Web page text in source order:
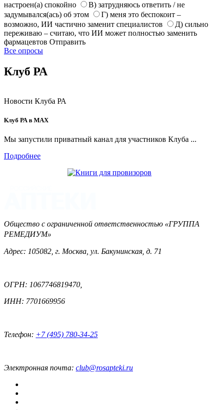
настроен(а) спокойно
В) затрудняюсь ответить / не
задумывался(ась) об этом
Г) меня это беспокоит –
возможно, ИИ частично заменит специалистов
Д) сильно
переживаю – считаю, что ИИ может полностью заменить
фармацевтов Отправить
Все опросы
Клуб РА
Новости Клуба РА
Клуб РА в MAX
Мы запустили приватный канал для участников Клуба ...
Подробнее
Общество с ограниченной ответственностью «ГРУППА
РЕМЕДИУМ»
Адрес: 105082, г. Москва, ул. Бакунинская, д. 71
ОГРН: 1067746819470,
ИНН: 7701669956
Телефон: +7 (495) 780-34-25
Электронная почта: club@rosapteki.ru